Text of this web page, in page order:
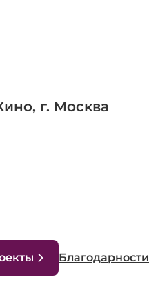
г. Москва
Благодарности